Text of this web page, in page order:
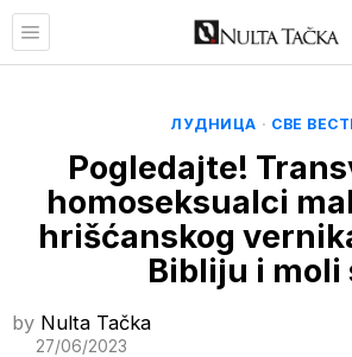
ЛУДНИЦА · СВЕ
Pogledajte!
homoseksualci
hrišćanskog
Bibliju i moli
by Nulta Tačka
27/06/2023